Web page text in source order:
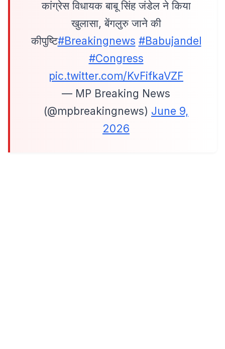
कांग्रेस विधायक बाबू सिंह जंडेल ने किया
खुलासा, बेंगलुरु जाने की
कीपुष्टि#Breakingnews #Babujandel
#Congress
pic.twitter.com/KvFifkaVZF
— MP Breaking News
(@mpbreakingnews) June 9,
2026